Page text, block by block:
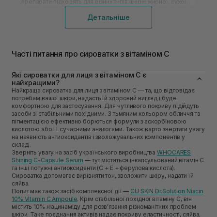
препарати підходять для різних типів шкіри: жирної, сухої,
комбінованої, нормальної, проблемної. Якщо правильно
підібрати косметичну сироватку, результат не змусить на
впливають на шкіру?
Вітамін С для шкіри обличчя відрізняється антиоксидантною
дією, тому часто входить до складу професійних сироваток
для догляду. Крім того, цей компонент стимулює
вироблення колагену.
Більшість сироваток, які ви можете купити в нас, також
мають освітлювальний ефект. Косметологи
використовують їх за наявності акне та постакне. Вони
повністю виправдовують свою ціну, адже захищають
епідерміс від негативного впливу навколишнього
середовища. Отже, вітамін С і шкіра обличчя — це
найкраще комбо, тому додайте до свого арсеналу
відповідну косметику.
Який результат може дати вітамін С для шкіри обличчя:
прискорення синтезу колагену та еластану, що робить
Детальніше
Часті питання про сироватки з вітаміном С
Які сироватки для лиця з вітаміном С є
найкращими?
Найкраща сироватка для лиця з вітаміном С — та, що відповідає
потребам вашої шкіри, надасть їй здоровий вигляд і буде
комфортною для застосування. Для чутливого покриву підійдуть
засоби зі стабільними похідними. З тьмяним кольором обличчя та
пігментацією ефективно борються формули з аскорбіновою
кислотою або її сучасними аналогами. Також варто звертати увагу
на наявність антиоксидантів і зволожувальних компонентів у
складі.
Зверніть увагу на засіб українського виробництваWHOCARES
Shining C-Capsule Serum — тут містяться інкапсульований вітамін С
та інші потужні антиоксиданти (C + E + ферулова кислота).
Сироватка допомагає вирівняти тон, зволожити шкіру, надати їй
сяйва.
Попит має також засіб комплексної дії — CU SKIN Dr.Solution Niacin
10% Vitamin C Ampoule. Крім стабільної похідної вітаміну С, він
містить 10% ніацинаміду для розвʼязання різноманітних проблем
шкіри. Таке поєднання активів надає покриву еластичності, сяйва,